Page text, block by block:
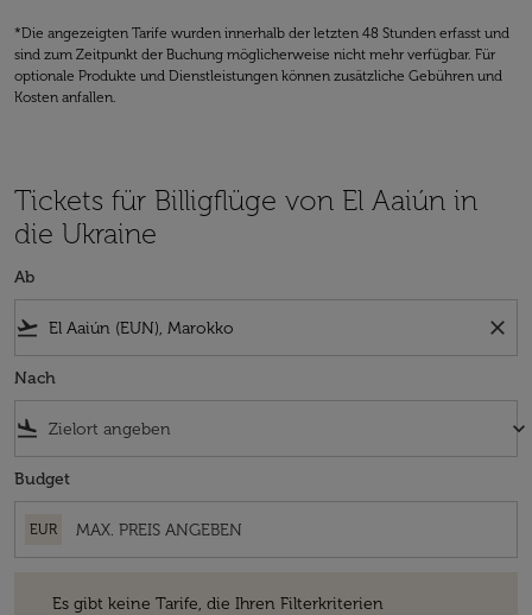
*Die angezeigten Tarife wurden innerhalb der letzten 48 Stunden erfasst und
sind zum Zeitpunkt der Buchung möglicherweise nicht mehr verfügbar. Für
optionale Produkte und Dienstleistungen können zusätzliche Gebühren und
Kosten anfallen.
Tickets für Billigflüge von El Aaiún in
die Ukraine
Ab
flight_takeoff close
Nach
flight_land keyboard_arrow_down
Budget
EUR
Es gibt keine Tarife, die Ihren Filterkriterien